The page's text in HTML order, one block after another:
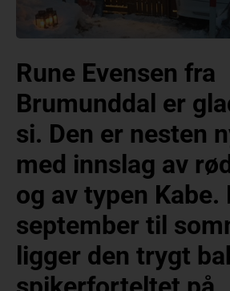
Rune Evensen fra
Brumunddal er
si. Den er nesten
med innslag av
og av typen Kabe.
september til
ligger den trygt